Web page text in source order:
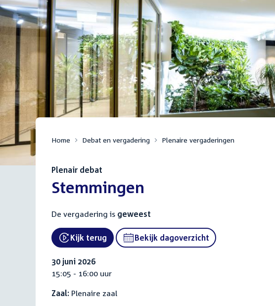
Home Debat en vergadering Plenaire vergaderingen
Plenair debat
:Stemmingen
De vergadering is geweest
External link:
Kijk terug Bekijk dagoverzicht
30 juni 2026
15:05 - 16:00 uur
Zaal: Plenaire zaal